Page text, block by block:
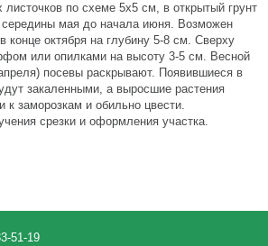
по схеме 5х5 см, в открытый грунт
мая до начала июня. Возможен
конце октября на глубину 5-8 см. Сверху
или опилками на высоту 3-5 см. Весной
посевы раскрывают. Появившиеся в
закаленными, а выросшие растения
заморозкам и обильно цвести.
срезки и оформления участка.
51-19